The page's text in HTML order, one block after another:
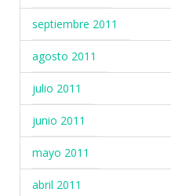
septiembre 2011
agosto 2011
julio 2011
junio 2011
mayo 2011
abril 2011